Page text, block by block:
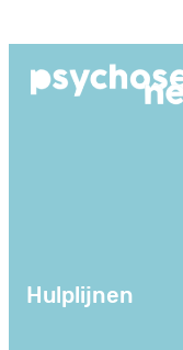
de
Hulplijnen